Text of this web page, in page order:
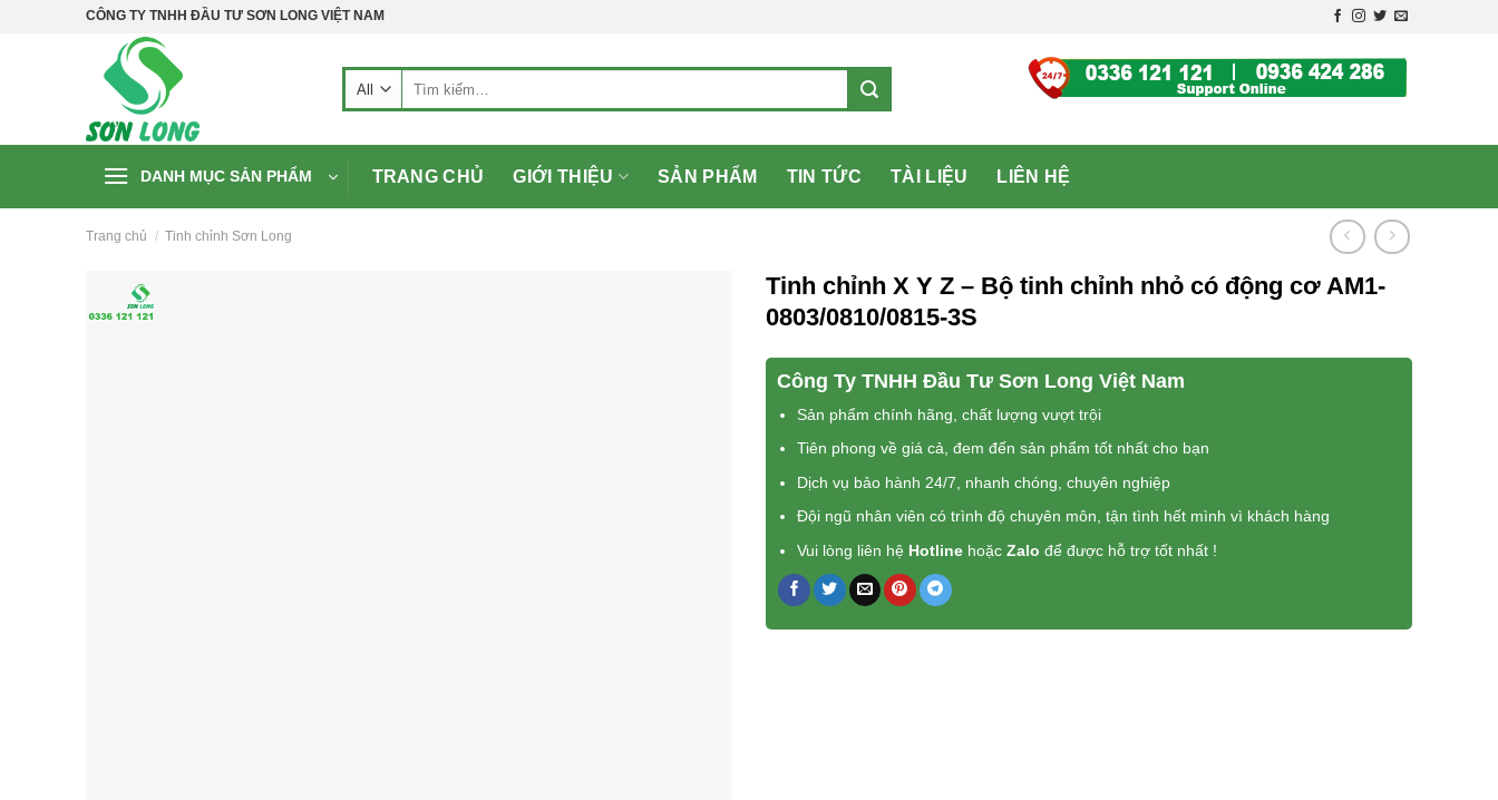
CÔNG TY TNHH ĐẦU TƯ SƠN LONG VIỆT NAM
kiếm:
DANH MỤC SẢN PHẨM TRANG CHỦ GIỚI THIỆU SẢN PHẨM TIN TỨC TÀI LIỆU LIÊN HỆ
Trang chủ / Tinh chỉnh Sơn Long
Tinh chỉnh X Y Z – Bộ tinh chỉnh nhỏ có động cơ AM1-
0803/0810/0815-3S
Công Ty TNHH Đầu Tư Sơn Long Việt Nam
Sản phẩm chính hãng, chất lượng vượt trội
Tiên phong về giá cả, đem đến sản phẩm tốt nhất cho bạn
Dịch vụ bảo hành 24/7, nhanh chóng, chuyên nghiệp
Đội ngũ nhân viên có trình độ chuyên môn, tận tình hết mình vì khách hàng
Vui lòng liên hệ Hotline hoặcZalo để được hỗ trợ tốt nhất !